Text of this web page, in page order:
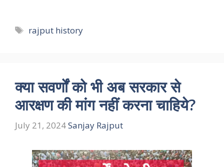
Tags
rajput history
क्या सवर्णों को भी अब सरकार से
आरक्षण की मांग नहीं करना चाहिये?
July 21, 2024Sanjay Rajput